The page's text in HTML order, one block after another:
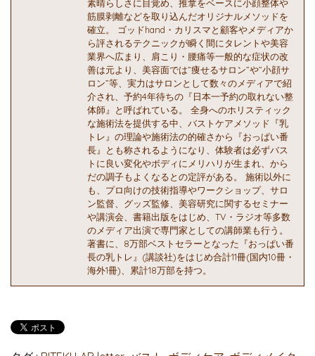
素晴らしさに目覚め、推拿をベースに小顔整体や
筋膜剥離などを取り込んだオリジナルメソッドを
確立。 ゴッドhand・カリスマと顧客やメディアか
ら評されるテクニックが瞬く間にタレントや美容
業界へ広まり、肩こり・腰痛等一般的な症状の改
善は元より、美容面では”痩せるサロン”や”小顔サ
ロン”等、実力はサロンとして数々のメディアで紹
介され、予約4年待ちの『日本一予約の取れない整
体師』と呼ばれている。 全身へのホリスティック
な施術法を提供する中、バストケアメソッド『乳
トレ』の理論や施術法の的確さから『おっぱい番
長』とも称されるようになり、体験者は必ずバス
トに良い変化やボディにメリハリが生まれ、から
だの調子もよくなるとの定評がある。 施術以外に
も、プロ向けの技術指導やワークショップ、サロ
ン監督、グッズ監修、美容研究に関するセミナー
や講演会、書籍出版をはじめ、TV・ラジオ等多数
のメディア出演で専門家としての講師業も行う。
著書に、8万部ベストセラーとなった『おっぱい番
長の乳トレ』(講談社)をはじめ合計11冊(国内10冊・
海外1冊)、累計18万部を持つ。